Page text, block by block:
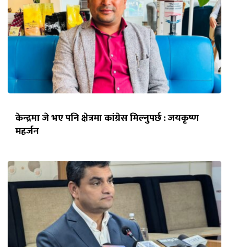
केन्द्रमा जे भए पनि क्षेत्रमा कांग्रेस मिल्नुपर्छ : जयकृष्ण
महर्जन